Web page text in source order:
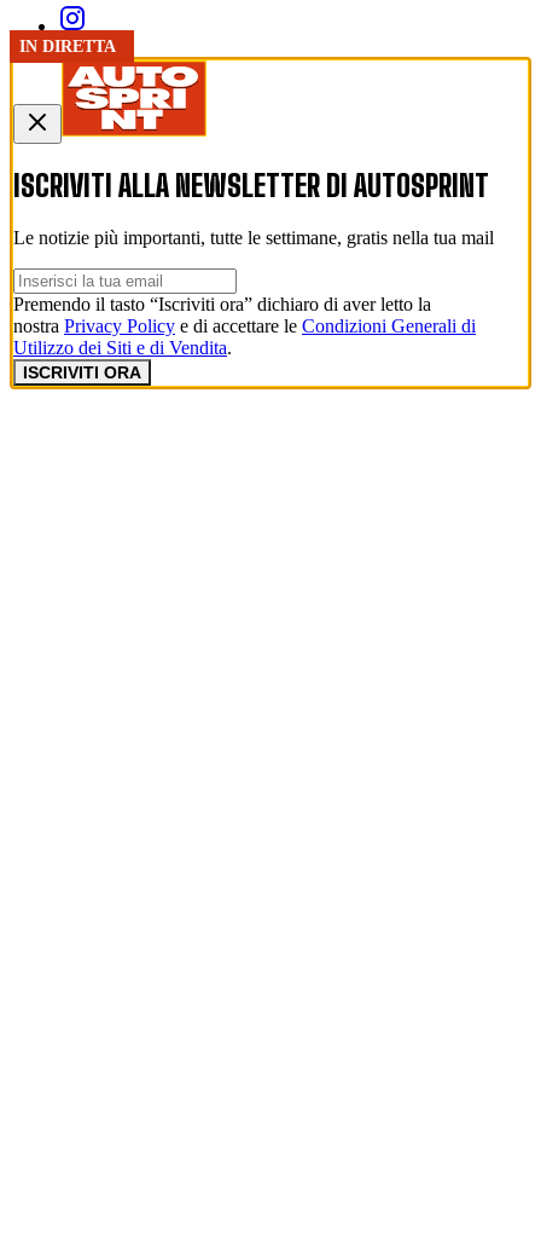
GP FRANCIA
FORMULA 1
GP FRANCIA
GP FRANCIA
FORMULA 1
FORMULA 1
FORMULA 1
IN DIRETTA
ISCRIVITI ALLA NEWSLETTER DI AUTOSPRINT
Le notizie più importanti, tutte le settimane, gratis nella tua mail
Premendo il tasto “Iscriviti ora” dichiaro di aver letto la
nostra Privacy Policy e di accettare le Condizioni Generali di
Utilizzo dei Siti e di Vendita.
ISCRIVITI ORA